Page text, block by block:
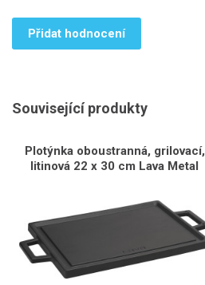
Přidat hodnocení
Související produkty
Plotýnka oboustranná, grilovací,
litinová 22 x 30 cm Lava Metal